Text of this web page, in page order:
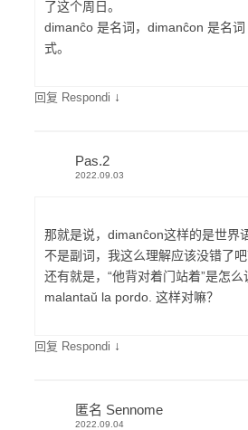
了这个周日。
dimanĉo 是名词，dimanĉon 是名
式。
回复 Respondi ↓
Pas.2
2022.09.03
那就是说，dimanĉon这样的是世界
不是副词，我这么理解应该没错了吧
还有就是，“他背对着门站着”是怎
malantaŭ la pordo. 这样对嘛？
回复 Respondi ↓
匿名 Sennome
2022.09.04